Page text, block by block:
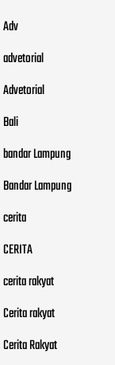
Adv
advetorial
Advetorial
Bali
bandar Lampung
Bandar Lampung
cerita
CERITA
cerita rakyat
Cerita rakyat
Cerita Rakyat